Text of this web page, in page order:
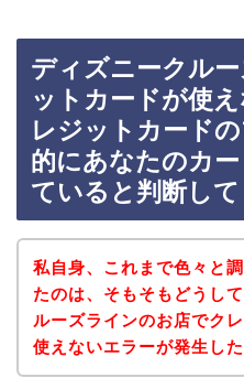
ディズニークル
ットカードが使
レジットカード
的にあなたのカ
ていると判断して
私自身、これまで色々と
たのは、そもそもどうし
ルーズラインのお店でク
使えないエラーが発生し